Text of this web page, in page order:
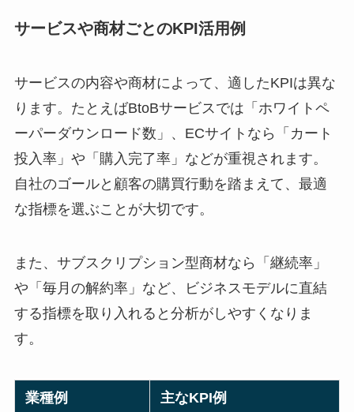
サービスや商材ごとのKPI活用例
サービスの内容や商材によって、適したKPIは異な
ります。たとえばBtoBサービスでは「ホワイトペ
ーパーダウンロード数」、ECサイトなら「カート
投入率」や「購入完了率」などが重視されます。
自社のゴールと顧客の購買行動を踏まえて、最適
な指標を選ぶことが大切です。
また、サブスクリプション型商材なら「継続率」
や「毎月の解約率」など、ビジネスモデルに直結
する指標を取り入れると分析がしやすくなりま
す。
業種例 主なKPI例